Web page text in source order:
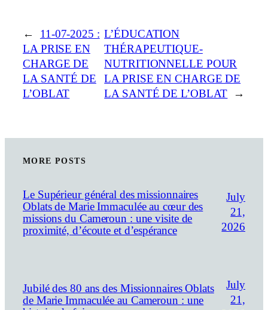
←
11-07-2025 :
LA PRISE EN
CHARGE DE
LA SANTÉ DE
L’OBLAT
L’ÉDUCATION
THÉRAPEUTIQUE-
NUTRITIONNELLE POUR
LA PRISE EN CHARGE DE
LA SANTÉ DE L’OBLAT
→
MORE POSTS
Le Supérieur général des missionnaires
Oblats de Marie Immaculée au cœur des
missions du Cameroun : une visite de
proximité, d’écoute et d’espérance
July
21,
2026
Jubilé des 80 ans des Missionnaires Oblats
de Marie Immaculée au Cameroun : une
July
21,